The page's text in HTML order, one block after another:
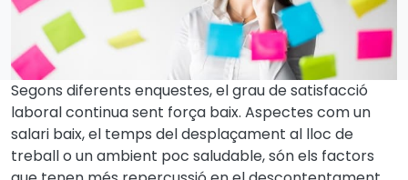
Segons diferents enquestes, el grau de satisfacció
laboral continua sent força baix. Aspectes com un
salari baix, el temps del desplaçament al lloc de
treball o un ambient poc saludable, són els factors